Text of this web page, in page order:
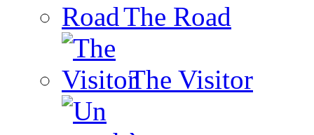
The Road
The Visitor